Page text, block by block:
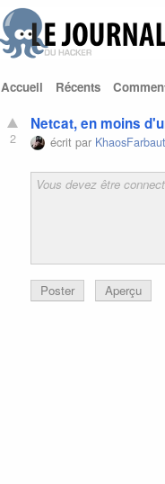
Accueil Récents
2
Netcat, en moins
écrit par
Poster Aperçu